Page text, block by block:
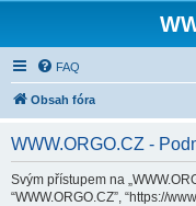
FAQ
Obsah fóra
WWW.ORGO.CZ -
Svým přístupem na
“WWW.ORGO.CZ”, “https://